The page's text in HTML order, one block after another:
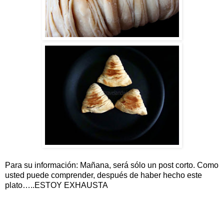
Para su información: Mañana, será sólo un post corto. Como
usted puede comprender, después de haber hecho este
plato…..ESTOY EXHAUSTA